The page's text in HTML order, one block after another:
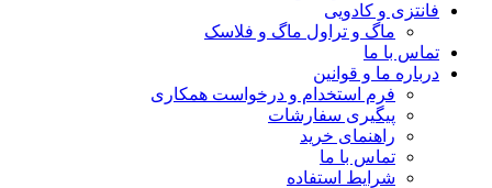
فانتزی و کادویی
ماگ و تراول ماگ و فلاسک
تماس با ما
درباره ما و قوانین
فرم استخدام و درخواست همکاری
پیگیری سفارشات
راهنمای خرید
تماس با ما
شرایط استفاده